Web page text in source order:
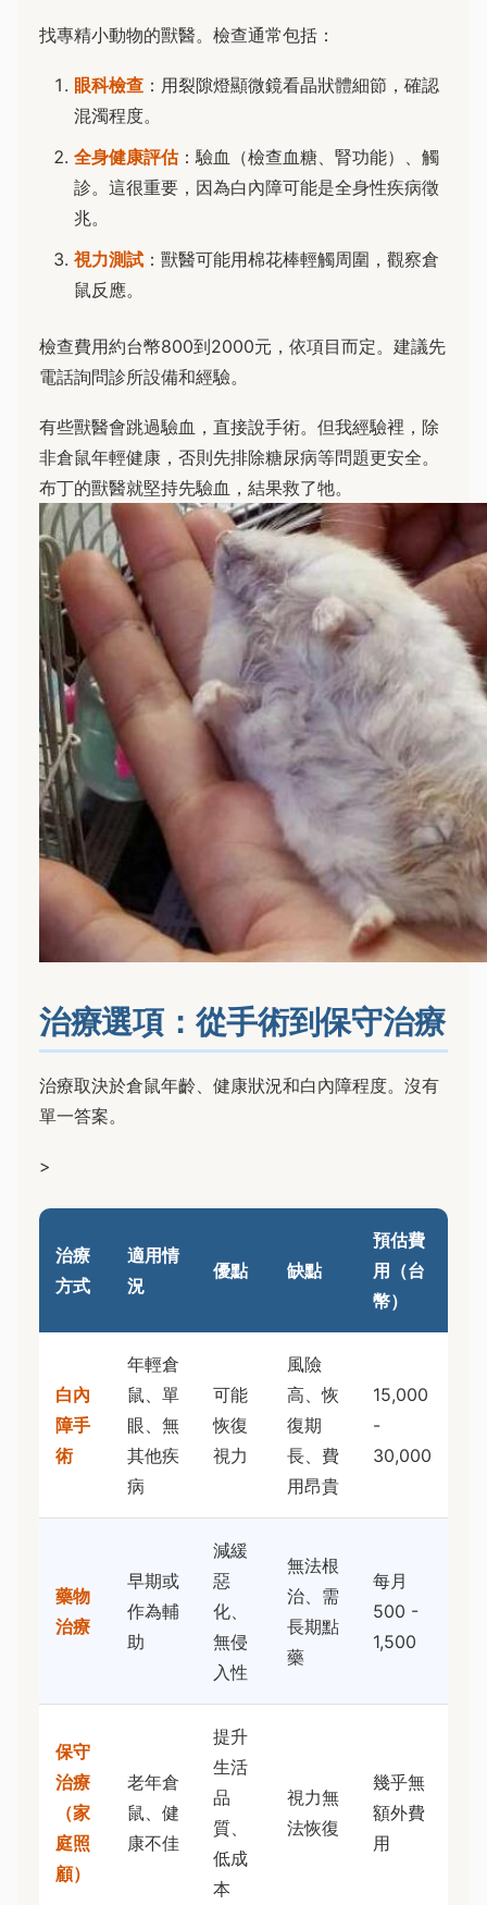
找專精小動物的獸醫。檢查通常包括：
眼科檢查 ：用裂隙燈顯微鏡看晶狀體細節，確認
混濁程度。
全身健康評估：驗血（檢查血糖、腎功能）、觸
診。這很重要，因為白內障可能是全身性疾病徵
兆。
視力測試 ：獸醫可能用棉花棒輕觸周圍，觀察倉
鼠反應。
檢查費用約台幣800到2000元，依項目而定。建議先
電話詢問診所設備和經驗。
有些獸醫會跳過驗血，直接說手術。但我經驗裡，除
非倉鼠年輕健康，否則先排除糖尿病等問題更安全。
布丁的獸醫就堅持先驗血，結果救了牠。
治療選項：從手術到保守治療
治療取決於倉鼠年齡、健康狀況和白內障程度。沒有
單一答案。
>
治療
方式
適用情
況
優點 缺點
預估費
用（台
幣）
白內
障手
術
年輕倉
鼠、單
眼、無
其他疾
病
可能
恢復
視力
風險
高、恢
復期
長、費
用昂貴
15,000
-
30,000
藥物
治療
早期或
作為輔
助
減緩
惡
化、
無侵
入性
無法根
治、需
長期點
藥
每月
500 -
1,500
保守
治療
（家
庭照
顧）
老年倉
鼠、健
康不佳
提升
生活
品
質、
低成
本
視力無
法恢復
幾乎無
額外費
用